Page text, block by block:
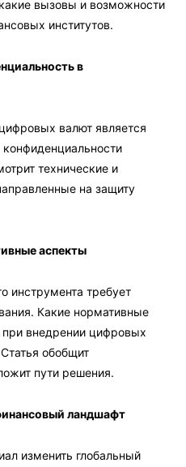
вызовы и возможности
институтов.
в
валют является
конфиденциальности
технические и
на защиту
аспекты
инструмента требует
Какие нормативные
внедрении цифровых
обобщит
пути решения.
ландшафт
изменить глобальный